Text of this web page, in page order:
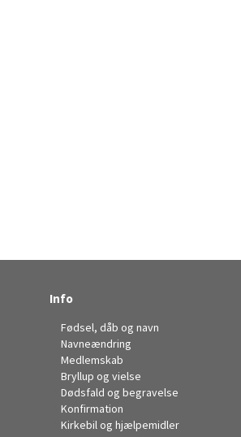
Info
Fødsel, dåb og navn
Navneændring
Medlemskab
Bryllup og vielse
Dødsfald og begravelse
Konfirmation
Kirkebil og hjælpemidler